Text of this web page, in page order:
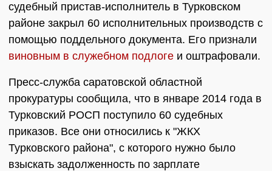
судебный пристав-исполнитель в Турковском
районе закрыл 60 исполнительных производств с
помощью поддельного документа. Его признали
виновным в служебном подлоге и оштрафовали.
Пресс-служба саратовской областной
прокуратуры сообщила, что в январе 2014 года в
Турковский РОСП поступило 60 судебных
приказов. Все они относились к "ЖКХ
Турковского района", с которого нужно было
взыскать задолженность по зарплате